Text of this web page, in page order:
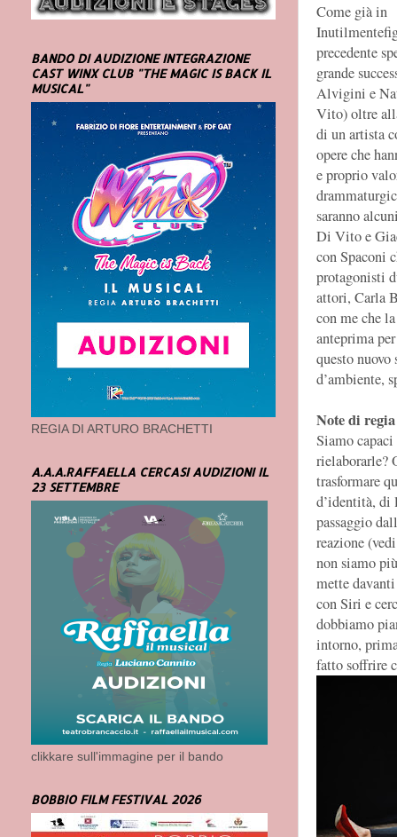
Come già in
precedente
grande
Alvigini e
Vito) oltre
di un artista
opere che
e proprio
saranno
Di Vito e
con Spaconi
protagonisti
attori, Carla
con me che
anteprima
questo
d’ambiente,
Note di regia
Siamo
rielaborarle?
trasformare
d’identità, di
passaggio
reazione
non siamo
mette
con Siri e
dobbiamo
intorno,
fatto soffrire
BANDO DI AUDIZIONE INTEGRAZIONE
CAST WINX CLUB "THE MAGIC IS BACK IL
MUSICAL"
REGIA DI ARTURO BRACHETTI
A.A.A.RAFFAELLA CERCASI AUDIZIONI IL
23 SETTEMBRE
clikkare sull'immagine per il bando
BOBBIO FILM FESTIVAL 2026